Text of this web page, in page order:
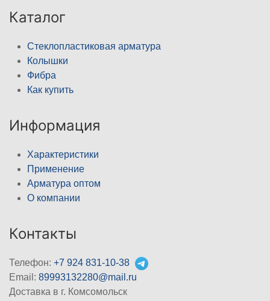
Каталог
Стеклопластиковая арматура
Колышки
Фибра
Как купить
Информация
Характеристики
Применение
Арматура оптом
О компании
Контакты
Телефон: +7 924 831-10-38
Email: 89993132280@mail.ru
Доставка в г. Комсомольск